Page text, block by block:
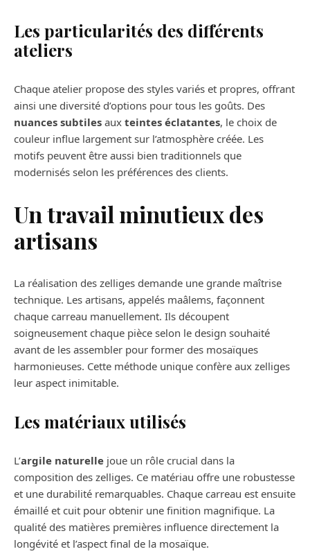
Les particularités des différents
ateliers
Chaque atelier propose des styles variés et propres, offrant
ainsi une diversité d’options pour tous les goûts. Des
nuances subtiles aux teintes éclatantes, le choix de
couleur influe largement sur l’atmosphère créée. Les
motifs peuvent être aussi bien traditionnels que
modernisés selon les préférences des clients.
Un travail minutieux des
artisans
La réalisation des zelliges demande une grande maîtrise
technique. Les artisans, appelés maâlems, façonnent
chaque carreau manuellement. Ils découpent
soigneusement chaque pièce selon le design souhaité
avant de les assembler pour former des mosaïques
harmonieuses. Cette méthode unique confère aux zelliges
leur aspect inimitable.
Les matériaux utilisés
L’argile naturelle joue un rôle crucial dans la
composition des zelliges. Ce matériau offre une robustesse
et une durabilité remarquables. Chaque carreau est ensuite
émaillé et cuit pour obtenir une finition magnifique. La
qualité des matières premières influence directement la
longévité et l’aspect final de la mosaïque.